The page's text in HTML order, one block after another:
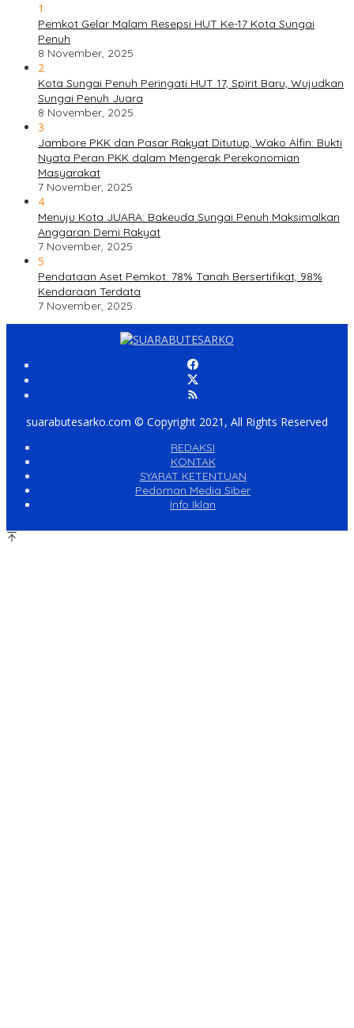
1
Pemkot Gelar Malam Resepsi HUT Ke-17 Kota Sungai
Penuh
8 November, 2025
2
Kota Sungai Penuh Peringati HUT 17, Spirit Baru, Wujudkan
Sungai Penuh Juara
8 November, 2025
3
Jambore PKK dan Pasar Rakyat Ditutup, Wako Alfin: Bukti
Nyata Peran PKK dalam Mengerak Perekonomian
Masyarakat
7 November, 2025
4
Menuju Kota JUARA: Bakeuda Sungai Penuh Maksimalkan
Anggaran Demi Rakyat
7 November, 2025
5
Pendataan Aset Pemkot: 78% Tanah Bersertifikat, 98%
Kendaraan Terdata
7 November, 2025
suarabutesarko.com © Copyright 2021, All Rights Reserved
REDAKSI
KONTAK
SYARAT KETENTUAN
Pedoman Media Siber
Info Iklan